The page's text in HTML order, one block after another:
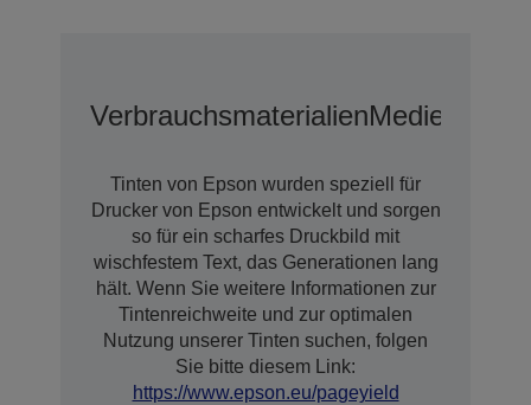
VerbrauchsmaterialienMedien
Tinten von Epson wurden speziell für
Drucker von Epson entwickelt und sorgen
so für ein scharfes Druckbild mit
wischfestem Text, das Generationen lang
hält. Wenn Sie weitere Informationen zur
Tintenreichweite und zur optimalen
Nutzung unserer Tinten suchen, folgen
Sie bitte diesem Link:
https://www.epson.eu/pageyield